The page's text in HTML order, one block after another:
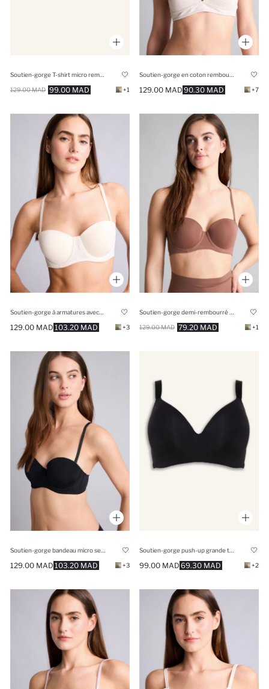
99.00 MAD
129.00 MAD +1 90.30 MAD
129.00 MAD +7
103.20 MAD
129.00 MAD +3 79.20 MAD
129.00 MAD +1
103.20 MAD
129.00 MAD +3 69.30 MAD
99.00 MAD +2